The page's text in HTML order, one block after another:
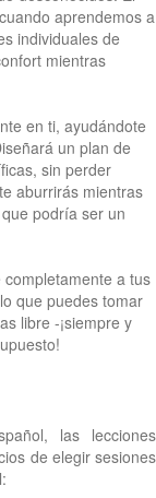
aprendemos a
individuales de
mientras
en ti, ayudándote
un plan de
sin perder
aburrirás mientras
podría ser un
a tus
que puedes tomar
libre -¡siempre y
las lecciones
de elegir sesiones